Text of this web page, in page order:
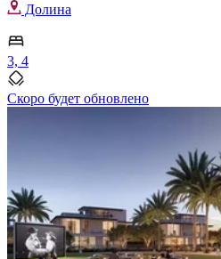
Долина
3, 4
Скоро будет обновлено